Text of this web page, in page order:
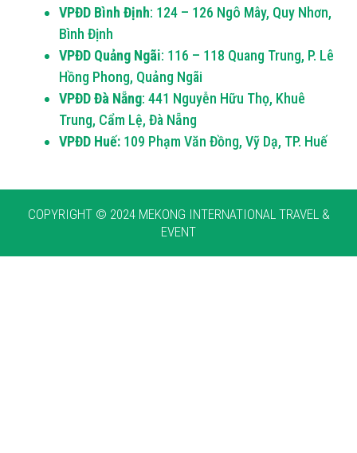
VPĐD Bình Định: 124 – 126 Ngô Mây, Quy Nhơn,
Bình Định
VPĐD Quảng Ngãi: 116 – 118 Quang Trung, P. Lê
Hồng Phong, Quảng Ngãi
VPĐD Đà Nẵng: 441 Nguyễn Hữu Thọ, Khuê
Trung, Cẩm Lệ, Đà Nẵng
VPĐD Huế: 109 Phạm Văn Đồng, Vỹ Dạ, TP. Huế
COPYRIGHT © 2024 MEKONG INTERNATIONAL TRAVEL &
EVENT